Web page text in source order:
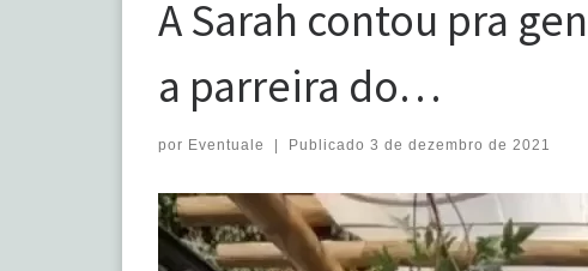
A Sarah contou pra
a parreira do…
por Eventuale | Publicado 3 de dezembro de 2021